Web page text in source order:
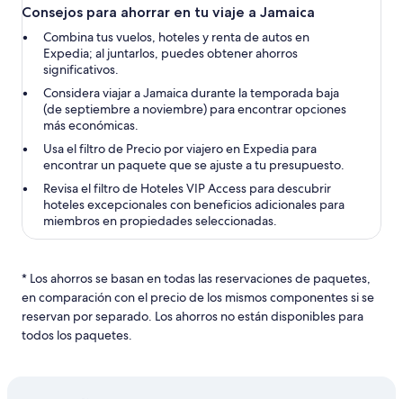
Consejos para ahorrar en tu viaje a Jamaica
Combina tus vuelos, hoteles y renta de autos en
Expedia; al juntarlos, puedes obtener ahorros
significativos.
Considera viajar a Jamaica durante la temporada baja
(de septiembre a noviembre) para encontrar opciones
más económicas.
Usa el filtro de Precio por viajero en Expedia para
encontrar un paquete que se ajuste a tu presupuesto.
Revisa el filtro de Hoteles VIP Access para descubrir
hoteles excepcionales con beneficios adicionales para
miembros en propiedades seleccionadas.
* Los ahorros se basan en todas las reservaciones de paquetes,
en comparación con el precio de los mismos componentes si se
reservan por separado. Los ahorros no están disponibles para
todos los paquetes.